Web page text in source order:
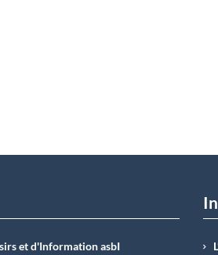
et d'Information asbI